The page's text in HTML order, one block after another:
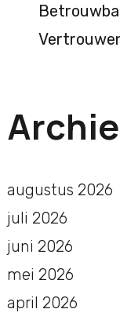
augustus 2026
juli 2026
juni 2026
mei 2026
april 2026